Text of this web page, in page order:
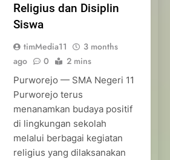
Religius dan Disiplin
Siswa
timMedia11
3 months
ago
0 2 mins
Purworejo — SMA Negeri 11
Purworejo terus
menanamkan budaya positif
di lingkungan sekolah
melalui berbagai kegiatan
religius yang dilaksanakan